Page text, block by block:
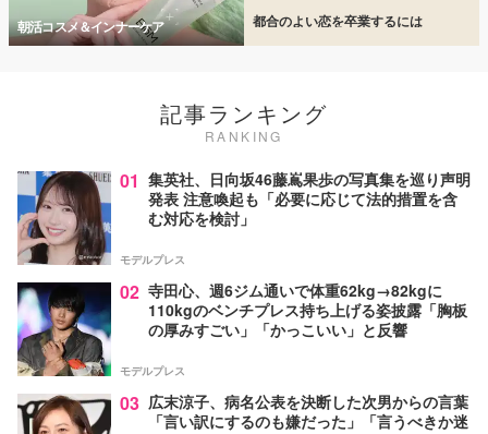
朝活コスメ＆インナーケア 都合のよい恋を卒業するには
記事ランキング
RANKING
01 集英社、日向坂46藤嶌果歩の写真集を巡り声明
発表 注意喚起も「必要に応じて法的措置を含
む対応を検討」
モデルプレス
02 寺田心、週6ジム通いで体重62kg→82kgに
110kgのベンチプレス持ち上げる姿披露「胸板
の厚みすごい」「かっこいい」と反響
モデルプレス
03 広末涼子、病名公表を決断した次男からの言葉
「言い訳にするのも嫌だった」「言うべきか迷